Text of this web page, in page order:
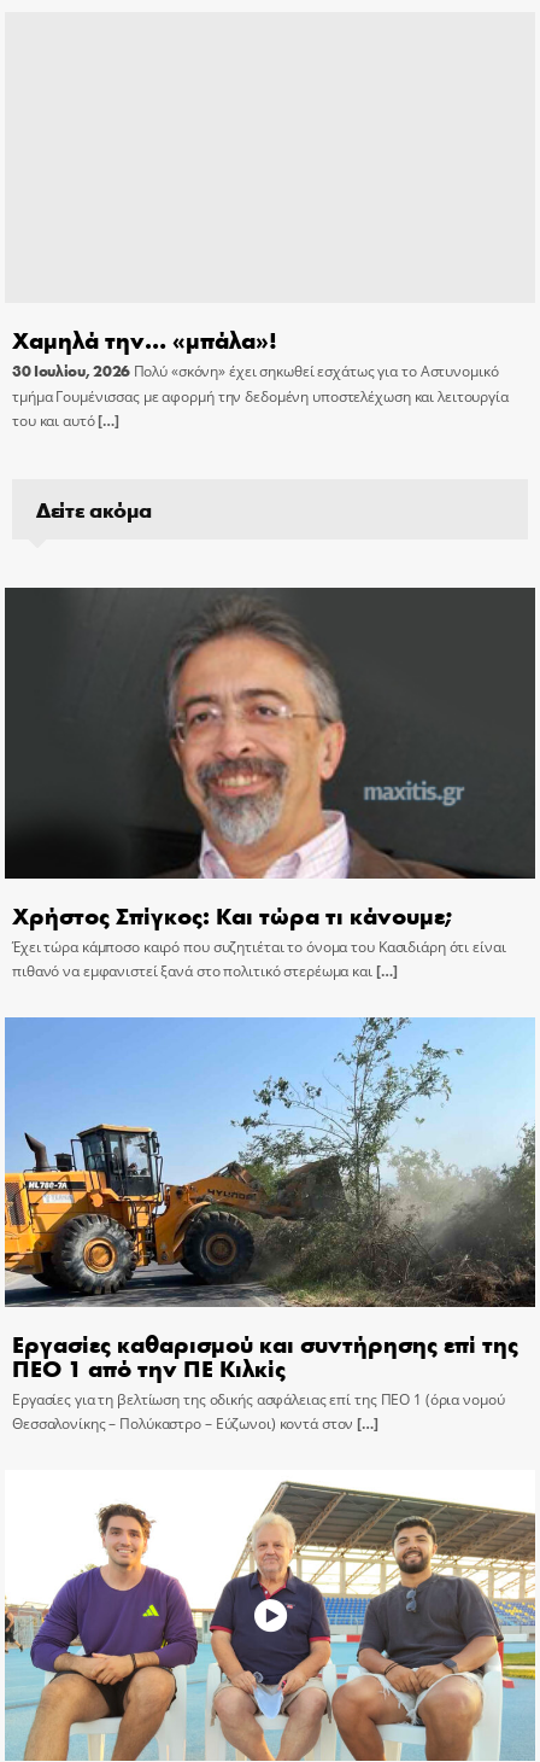
Χαμηλά την… «μπάλα»!
30 Ιουλίου, 2026 Πολύ «σκόνη» έχει σηκωθεί εσχάτως για το Αστυνομικό
τμήμα Γουμένισσας με αφορμή την δεδομένη υποστελέχωση και λειτουργία
του και αυτό[…]
Δείτε ακόμα
Χρήστος Σπίγκος: Και τώρα τι κάνουμε;
Έχει τώρα κάμποσο καιρό που συζητιέται το όνομα του Κασιδιάρη ότι είναι
πιθανό να εμφανιστεί ξανά στο πολιτικό στερέωμα και[…]
Εργασίες καθαρισμού και συντήρησης επί της
ΠΕΟ 1 από την ΠΕ Κιλκίς
Εργασίες για τη βελτίωση της οδικής ασφάλειας επί της ΠΕΟ 1 (όρια νομού
Θεσσαλονίκης – Πολύκαστρο – Εύζωνοι) κοντά στον […]